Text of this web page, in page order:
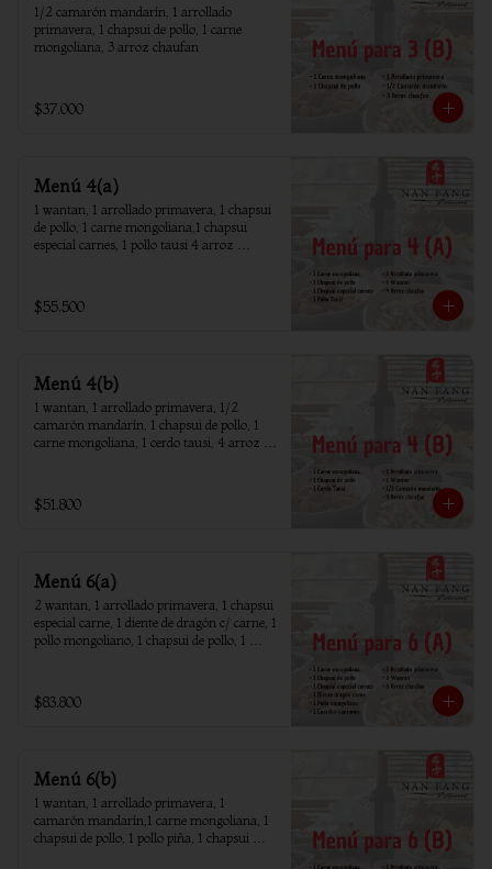
1/2 camarón mandarín, 1 arrollado
primavera, 1 chapsui de pollo, 1 carne
mongoliana, 3 arroz chaufan
$37.000
Menú 4(a)
1 wantan, 1 arrollado primavera, 1 chapsui
de pollo, 1 carne mongoliana,1 chapsui
especial carnes, 1 pollo tausi 4 arroz
$55.500
Menú 4(b)
1 wantan, 1 arrollado primavera, 1/2
camarón mandarín, 1 chapsui de pollo, 1
carne mongoliana, 1 cerdo tausi, 4 arroz
$51.800
Menú 6(a)
2 wantan, 1 arrollado primavera, 1 chapsui
especial carne, 1 diente de dragón c/ carne, 1
pollo mongoliano, 1 chapsui de pollo, 1
$83.800
Menú 6(b)
1 wantan, 1 arrollado primavera, 1
camarón mandarín,1 carne mongoliana, 1
chapsui de pollo, 1 pollo piña, 1 chapsui